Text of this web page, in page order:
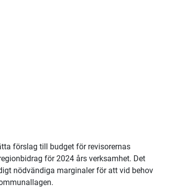
förslag till budget för revisorernas
för 2024 års verksamhet. Det
nödvändiga marginaler för att vid behov